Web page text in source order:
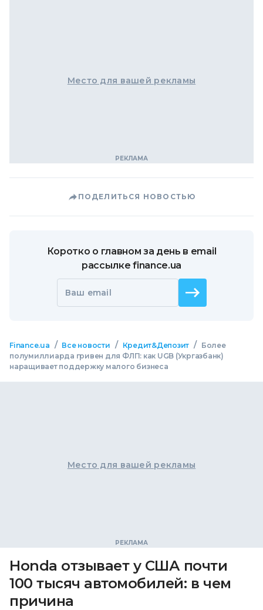
Место для вашей рекламы
ПОДЕЛИТЬСЯ НОВОСТЬЮ
Коротко о главном за день в email
рассылке finance.ua
Ваш email
Finance.ua / Все новости / Кредит&Депозит /
Более
полумиллиарда гривен для ФЛП: как UGB (Укргазбанк)
наращивает поддержку малого бизнеса
Место для вашей рекламы
Honda отзывает у США почти
100 тысяч автомобилей: в чем
причина